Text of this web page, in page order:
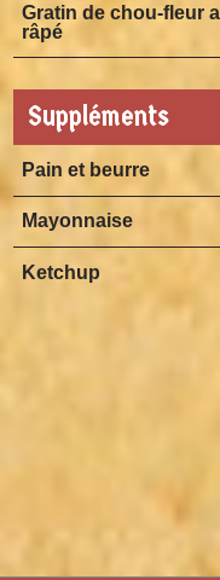
Gratin de chou-fleur
râpé
Suppléments
Pain et beurre
Mayonnaise
Ketchup